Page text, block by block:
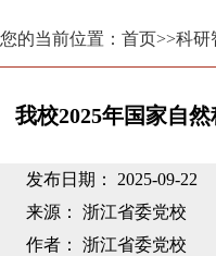
您的当前位置：首页>>科研
我校2025年国家自
发布日期： 2025-09-22
来源： 浙江省委党校
作者： 浙江省委党校